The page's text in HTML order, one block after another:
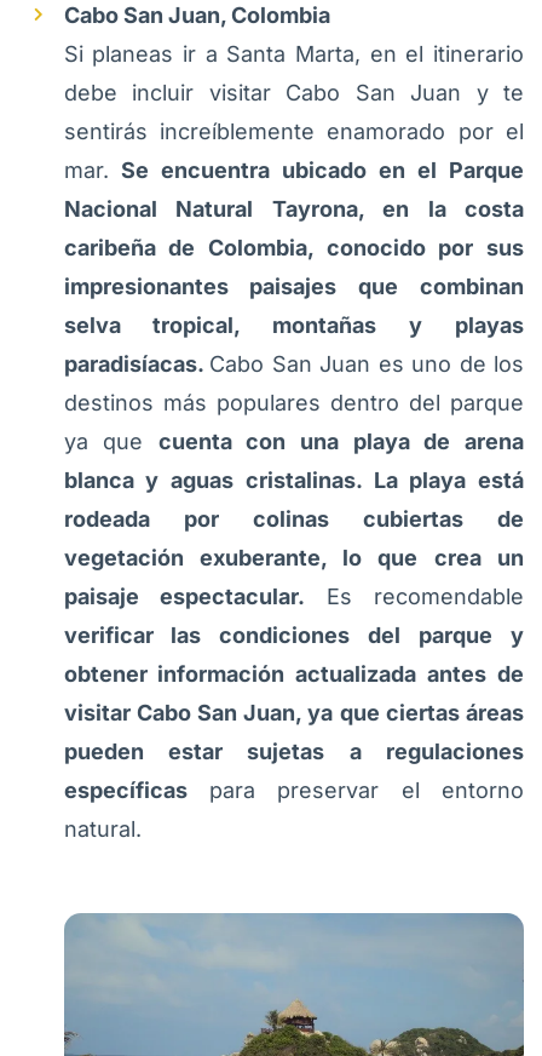
Cabo San Juan, Colombia
Si planeas ir a Santa Marta, en el itinerario
debe incluir visitar Cabo San Juan y te
sentirás increíblemente enamorado por el
mar.Se encuentra ubicado en el Parque
Nacional Natural Tayrona, en la costa
caribeña de Colombia, conocido por sus
impresionantes paisajes que combinan
selva tropical, montañas y playas
paradisíacas. Cabo San Juan es uno de los
destinos más populares dentro del parque
ya que cuenta con una playa de arena
blanca y aguas cristalinas. La playa está
rodeada por colinas cubiertas de
vegetación exuberante, lo que crea un
paisaje espectacular. Es recomendable
verificar las condiciones del parque y
obtener información actualizada antes de
visitar Cabo San Juan, ya que ciertas áreas
pueden estar sujetas a regulaciones
específicaspara preservar el entorno
natural.